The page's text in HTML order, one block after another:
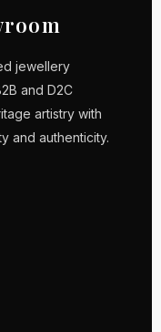
jewellery
and D2C
artistry with
and authenticity.